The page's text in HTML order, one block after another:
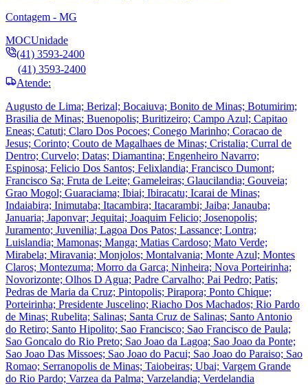
Contagem - MG
MOCUnidade
(41) 3593-2400
(41) 3593-2400
Atende:
Augusto de Lima; Berizal; Bocaiuva; Bonito de Minas; Botumirim;
Brasilia de Minas; Buenopolis; Buritizeiro; Campo Azul; Capitao
Eneas; Catuti; Claro Dos Pocoes; Conego Marinho; Coracao de
Jesus; Corinto; Couto de Magalhaes de Minas; Cristalia; Curral de
Dentro; Curvelo; Datas; Diamantina; Engenheiro Navarro;
Espinosa; Felicio Dos Santos; Felixlandia; Francisco Dumont;
Francisco Sa; Fruta de Leite; Gameleiras; Glaucilandia; Gouveia;
Grao Mogol; Guaraciama; Ibiai; Ibiracatu; Icarai de Minas;
Indaiabira; Inimutaba; Itacambira; Itacarambi; Jaiba; Janauba;
Januaria; Japonvar; Jequitai; Joaquim Felicio; Josenopolis;
Juramento; Juvenilia; Lagoa Dos Patos; Lassance; Lontra;
Luislandia; Mamonas; Manga; Matias Cardoso; Mato Verde;
Mirabela; Miravania; Monjolos; Montalvania; Monte Azul; Montes
Claros; Montezuma; Morro da Garca; Ninheira; Nova Porteirinha;
Novorizonte; Olhos D Agua; Padre Carvalho; Pai Pedro; Patis;
Pedras de Maria da Cruz; Pintopolis; Pirapora; Ponto Chique;
Porteirinha; Presidente Juscelino; Riacho Dos Machados; Rio Pardo
de Minas; Rubelita; Salinas; Santa Cruz de Salinas; Santo Antonio
do Retiro; Santo Hipolito; Sao Francisco; Sao Francisco de Paula;
Sao Goncalo do Rio Preto; Sao Joao da Lagoa; Sao Joao da Ponte;
Sao Joao Das Missoes; Sao Joao do Pacui; Sao Joao do Paraiso; Sao
Romao; Serranopolis de Minas; Taiobeiras; Ubai; Vargem Grande
do Rio Pardo; Varzea da Palma; Varzelandia; Verdelandia